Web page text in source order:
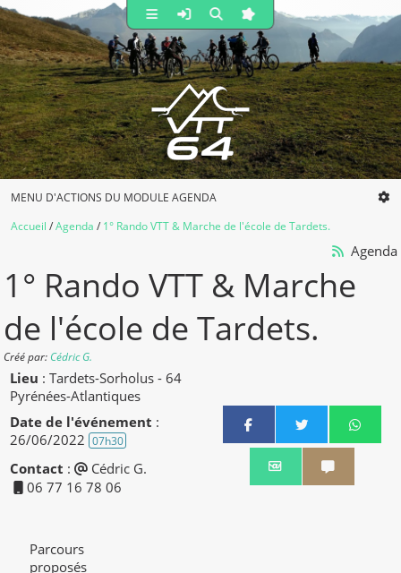
MENU D'ACTIONS DU MODULE AGENDA
Accueil Agenda 1° Rando VTT & Marche de l'école de Tardets.
Agenda
1° Rando VTT & Marche
de l'école de Tardets.
Créé par: Cédric G.
Lieu :Tardets-Sorholus - 64
Pyrénées-Atlantiques
Date de l'événement :
26/06/2022 07h30
Contact :
Cédric G.
06 77 16 78 06
Partager par email
Parcours
proposés